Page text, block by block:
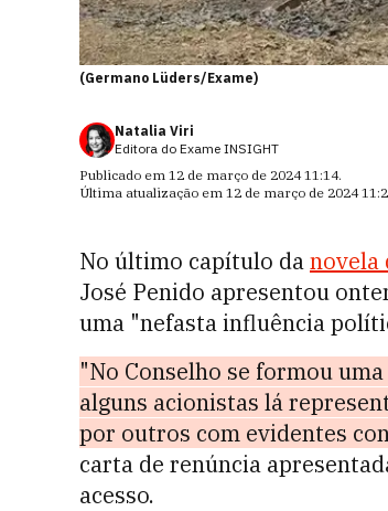
(Germano Lüders/Exame)
Natalia Viri
Editora do Exame INSIGHT
Publicado em 12 de março de 2024 11:14.
Última atualização em 12 de março de 2024
No último capítulo danovela
José Penido apresentou
uma "nefasta influência
"No Conselho se formou
alguns acionistas lá
por outros com evidentes
carta de renúncia
acesso.